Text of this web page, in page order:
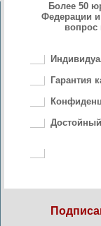
Более 50
Федерации
вопрос
Гарантия